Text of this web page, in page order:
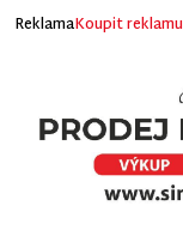
ReklamaKoupit reklamu